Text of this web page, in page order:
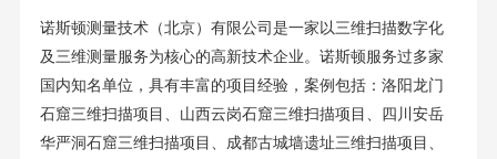
诺斯顿测量技术（北京）有限公司是一家以三维扫描数字化
及三维测量服务为核心的高新技术企业。诺斯顿服务过多家
国内知名单位，具有丰富的项目经验，案例包括：洛阳龙门
石窟三维扫描项目、山西云岗石窟三维扫描项目、四川安岳
华严洞石窟三维扫描项目、成都古城墙遗址三维扫描项目、